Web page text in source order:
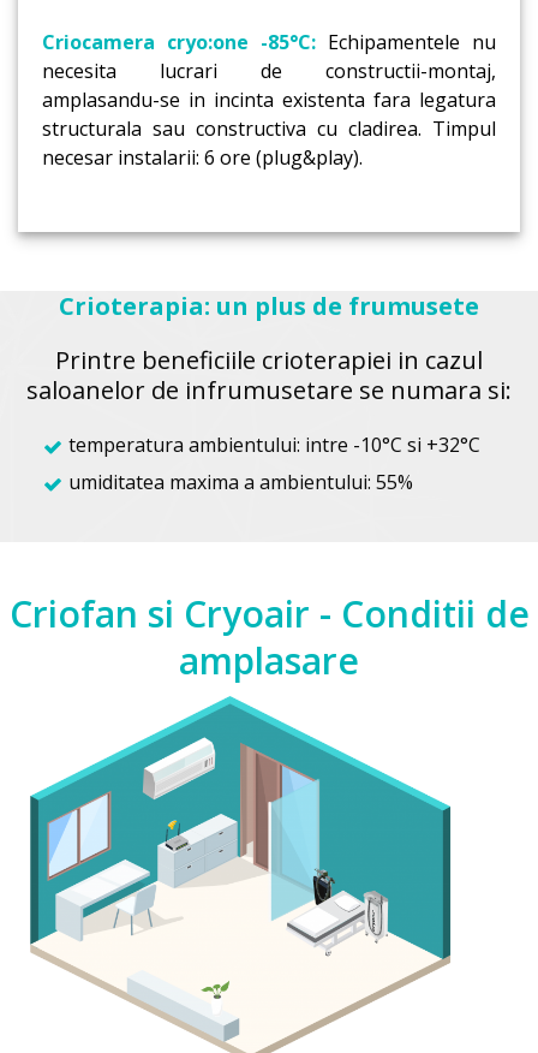
Criocamera cryo:one -85°C: Echipamentele nu
necesita lucrari de constructii-montaj,
amplasandu-se in incinta existenta fara legatura
structurala sau constructiva cu cladirea. Timpul
necesar instalarii: 6 ore (plug&play).
Crioterapia: un plus de frumusete
Printre beneficiile crioterapiei in cazul
saloanelor de infrumusetare se numara si:
temperatura ambientului: intre -10°C si +32°C
umiditatea maxima a ambientului: 55%
Criofan si Cryoair - Conditii de
amplasare